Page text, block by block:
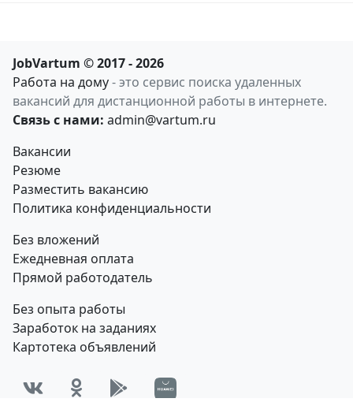
JobVartum © 2017 - 2026
Работа на дому- это сервис поиска удаленных
вакансий для дистанционной работы в интернете.
Связь с нами: admin@vartum.ru
Вакансии
Резюме
Разместить вакансию
Политика конфиденциальности
Без вложений
Ежедневная оплата
Прямой работодатель
Без опыта работы
Заработок на заданиях
Картотека объявлений